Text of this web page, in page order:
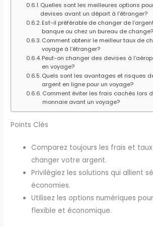
Quelles sont les meilleures options
devises avant un départ à l’étranger?
Est-il préférable de changer de
banque ou chez un bureau de change?
Comment obtenir le meilleur taux de
voyage à l’étranger?
Peut-on changer des devises à
en voyage?
Quels sont les avantages et risques
argent en ligne pour un voyage?
Comment éviter les frais cachés lors
monnaie avant un voyage?
Points Clés
Comparez toujours les frais et
changer votre argent.
Privilégiez les solutions qui allient
économies.
Utilisez les options numériques
flexible et économique.